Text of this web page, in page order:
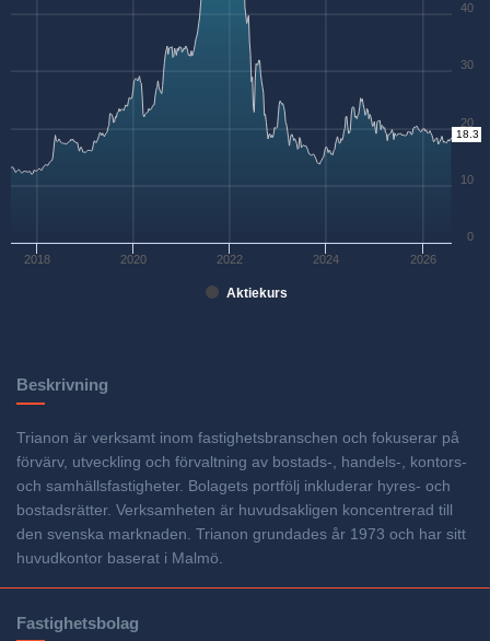
Aktiekurs
2018 2020 2022 2024 2026
0
10
20
30
40
18.3
Beskrivning
Trianon är verksamt inom fastighetsbranschen och fokuserar på
förvärv, utveckling och förvaltning av bostads-, handels-, kontors-
och samhällsfastigheter. Bolagets portfölj inkluderar hyres- och
bostadsrätter. Verksamheten är huvudsakligen koncentrerad till
den svenska marknaden. Trianon grundades år 1973 och har sitt
huvudkontor baserat i Malmö.
Fastighetsbolag